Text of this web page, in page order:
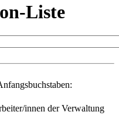
Liste
innen der Verwaltung